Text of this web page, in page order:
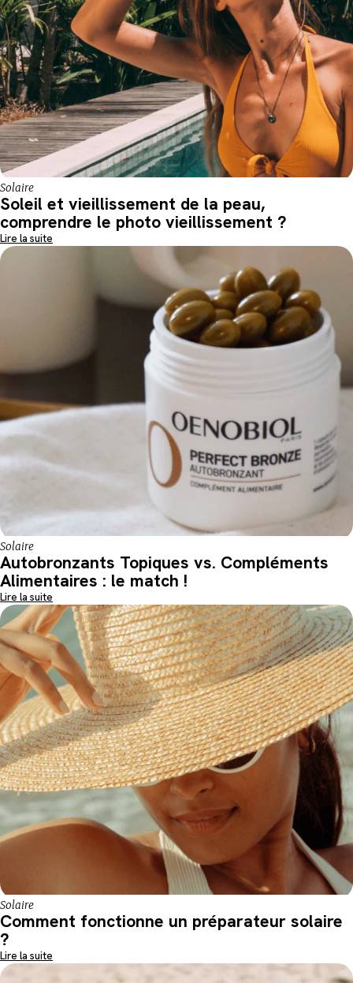
Solaire
Soleil et vieillissement de la peau,
comprendre le photo vieillissement ?
Lire la suite
Solaire
Autobronzants Topiques vs. Compléments
Alimentaires : le match !
Lire la suite
Solaire
Comment fonctionne un préparateur solaire
?
Lire la suite